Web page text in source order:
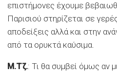
επιστήμονες έχουμε
Παρισιού στηρίζεται σε
αποδείξεις αλλά και στην
από τα ορυκτά καύσιμα.
Μ.Τζ.: Τι θα συμβεί όμως αν